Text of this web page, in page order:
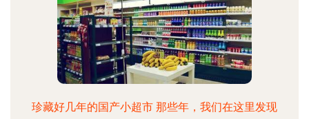
珍藏好几年的国产小超市 那些年，我们在这里发现